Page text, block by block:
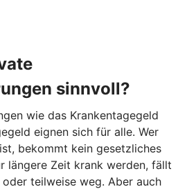
sinnvoll?
wie das Krankentagegeld
eignen sich für alle. Wer
bekommt kein gesetzliches
längere Zeit krank werden, fällt
teilweise weg. Aber auch